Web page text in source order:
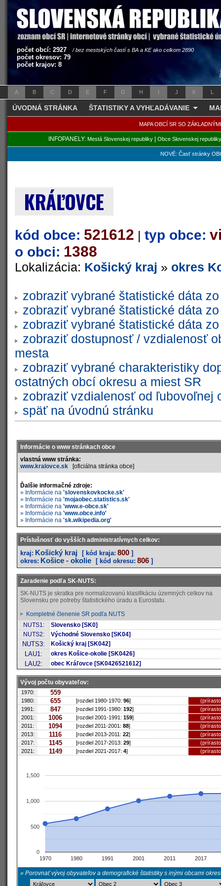
počet obcí: 2927 / bez mestských častí s BA a KE ako celkom 2890
počet okresov: 79
počet krajov: 8
A B C D E F G H I J K L
ÚVODNÁ STRÁNKA ŠTATISTIKY A VYHĽADÁVANIE
MAPA OBCÍ SR SO
INFOPANELY: Mestá Slovenskej republiky| Obce Slovenskej republiky
NOVÉ: Časť stránky
KRÁĽOVCE
kód obce: 521612 | typ obce:
o obci: 1388
Lokalizácia: Košický kraj » okres
zobraziť vybrané štatistické dáta
zobraziť vybrané štatistické dáta
zobraziť vybrané štatistické dáta
zobraziť dostupnosť / vzdialenosť
mesta
zobraziť vybrané charakteristiky
ostatných obcí okresu a miest SR
zobraziť vzdialenosť od ľubovoľnej
späť na úvodnú stránku
Informácie o www stránkach obce
vlastná www stránka:
www.kralovce.sk [oficiálna stránka obce]
Ďalšie informačné zdroje:
» Informácie na 'slovenskovkocke.sk'
» Informácie na 'mojaobec.statistics.sk'
» Informácie na 'www.e-obce.sk'
» Informácie na 'www.obce.info'
» Informácie na 'sk.wikipedia.org'
Príslušnosť do vyšších administratívnych celkov:
kraj: Košický kraj [ kód kraja: 800 ]
okres: Košice - okolie [ kód okresu: 806 ]
Zaradenie podľa SK-NUTS:
SK-NUTS je skratka pre normalizovanú klasifikáciu územných celkov na
Slovensku pre potreby štatistického úradu a Eurostatu.
Kompletné členenie SR podľa NUTS
NUTS1:
Slovensko [SK0]
NUTS2:
Východné Slovensko [SK04]
NUTS3: Košický kraj [SK042]
LAU1: okres Košice-okolie [SK0426]
LAU2: obec Kráľovce [SK0426521612]
Vývoj počtu obyvateľov:
1970: 559
1980: 655 [rozdiel 1980-1970: 96]
1991:
847 [rozdiel 1991-1980: 192]
2001:
1006 [rozdiel 2001-1991: 159]
2011:
1094 [rozdiel 2011-2001: 88]
2013:
1116 [rozdiel 2013-2011: 22]
2017:
1145 [rozdiel 2017-2013: 29]
2021:
1149 [rozdiel 2021-2017: 4]
1970 1980 1991 2001 2011 2017
0
500
1,000
1,500
» Porovnať vývoj obyvateľov a demografické štatistiky s inými obcami